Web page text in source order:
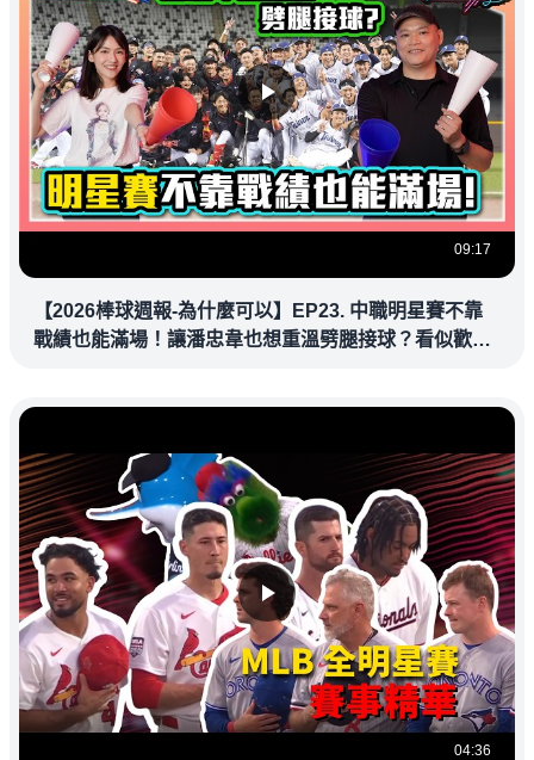
09:17
【2026棒球週報-為什麼可以】EP23. 中職明星賽不靠
戰績也能滿場！讓潘忠韋也想重溫劈腿接球？看似歡樂
04:36